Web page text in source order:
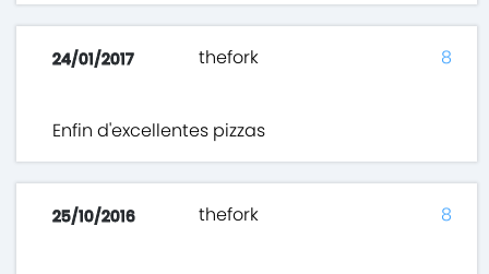
24/01/2017 thefork
Enfin d'excellentes pizzas
8
25/10/2016 thefork 8